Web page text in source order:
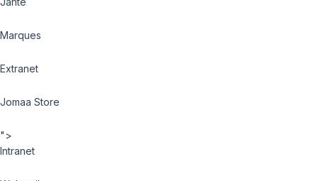
Marques
Extranet
Jomaa Store
">
Intranet